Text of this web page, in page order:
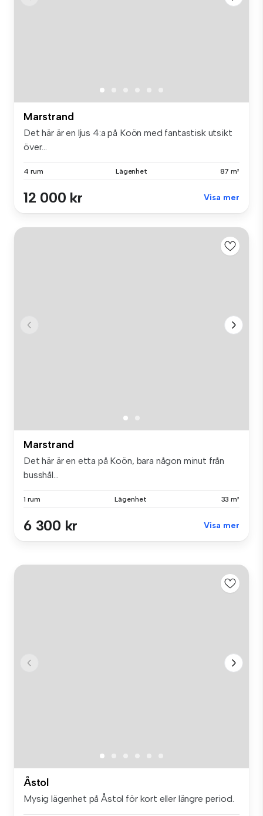
Marstrand
Det här är en ljus 4:a på Koön med fantastisk utsikt
över...
4 rum Lägenhet 87 m²
12 000 kr Visa mer
Marstrand
Det här är en etta på Koön, bara någon minut från
busshål...
1 rum Lägenhet 33 m²
6 300 kr Visa mer
Åstol
Mysig lägenhet på Åstol för kort eller längre period.